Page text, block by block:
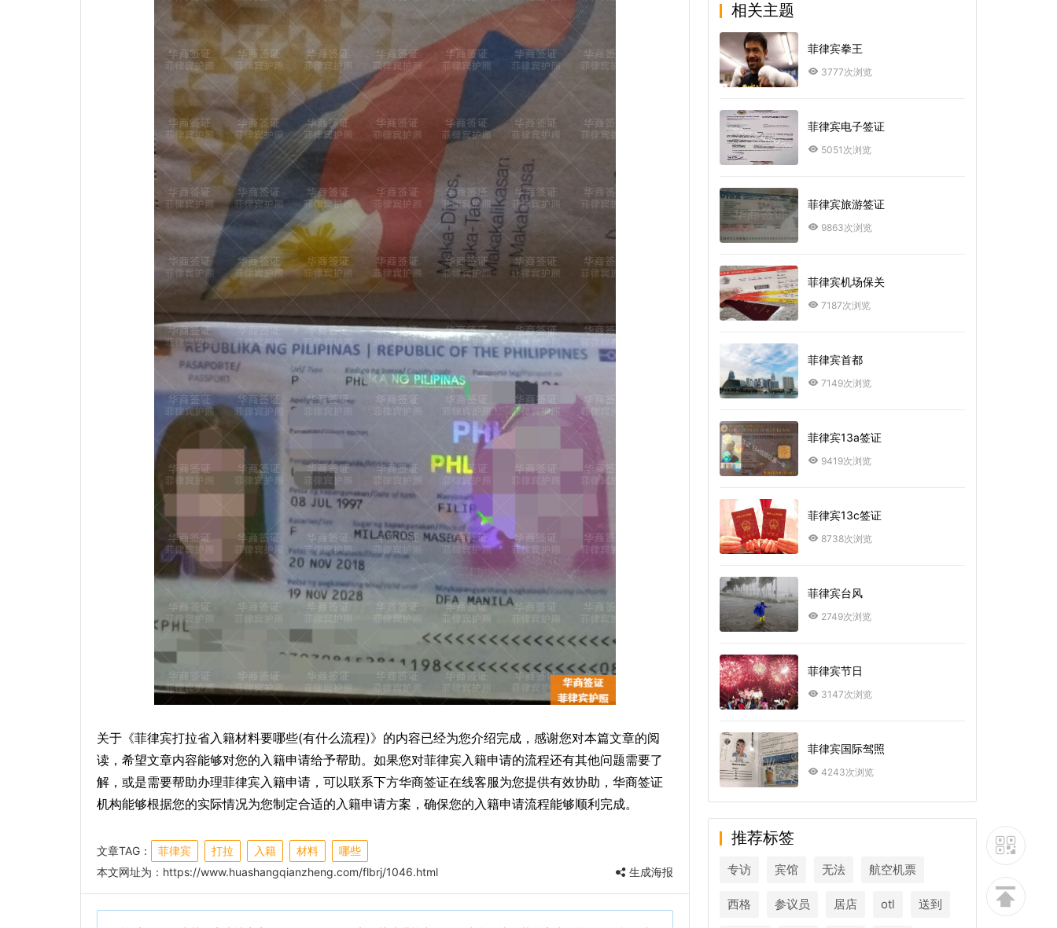
关于《菲律宾打拉省入籍材料要哪些(有什么流程)》的内容已经为您介绍完成，感谢您对本篇文章的阅
读，希望文章内容能够对您的入籍申请给予帮助。如果您对菲律宾入籍申请的流程还有其他问题需要了
解，或是需要帮助办理菲律宾入籍申请，可以联系下方华商签证在线客服为您提供有效协助，华商签证
机构能够根据您的实际情况为您制定合适的入籍申请方案，确保您的入籍申请流程能够顺利完成。
文章TAG： 菲律宾 打拉 入籍 材料
哪些
本文网址为： https://www.huashangqianzheng.com/flbrj/1046.html 生成海报
相关主题
菲律宾拳王
3777次浏览
菲律宾电子签证
5051次浏览
菲律宾旅游签证
9863次浏览
菲律宾机场保关
7187次浏览
菲律宾首都
7149次浏览
菲律宾13a签证
9419次浏览
菲律宾13c签证
8738次浏览
菲律宾台风
2749次浏览
菲律宾节日
3147次浏览
菲律宾国际驾照
4243次浏览
推荐标签
专访 宾馆 无法 航空机票
西格 参议员 居店 otl 送到